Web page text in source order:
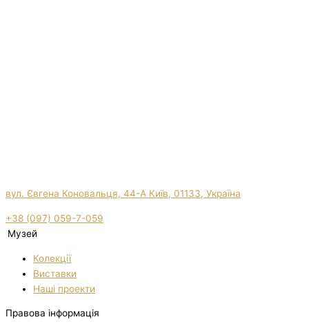
вул. Євгена Коновальця, 44-А Київ, 01133, Україна
+38 (097) 059-7-059
Музей
Колекції
Виставки
Нашi проекти
Правова інформація